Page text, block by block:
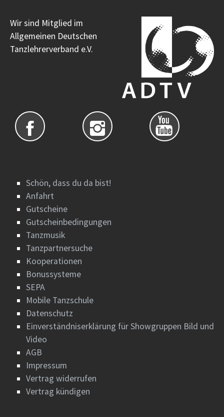
Wir sind Mitglied im
Allgemeinen Deutschen
Tanzlehrerverband e.V.
Schön, dass du da bist!
Anfahrt
Gutscheine
Gutscheinbedingungen
Tanzmusik
Tanzpartnersuche
Kooperationen
Bonussysteme
SEPA
Mobile Tanzschule
Datenschutz
Einverständniserklärung für Showgruppen Bild und
Video
AGB
Impressum
Vertrag widerrufen
Vertrag kündigen